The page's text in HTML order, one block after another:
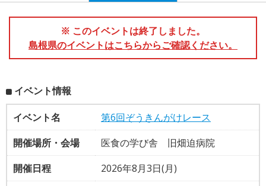
※ このイベントは終了しました。
島根県のイベントはこちらからご確認ください。
イベント情報
イベント名
第6回ぞうきんがけレース
開催場所・会場
医食の学び舎 旧畑迫病院
開催日程
2026年8月3日(月)